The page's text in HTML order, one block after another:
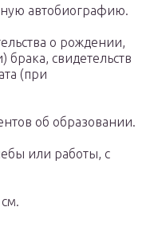
автобиографию.
о рождении,
свидетельств
(при
об образовании.
или работы, с